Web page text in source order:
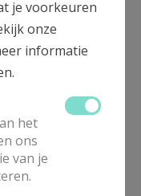
je voorkeuren
onze
informatie
het
ons
van je